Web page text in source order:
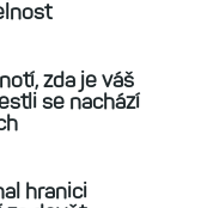
displeje?
však